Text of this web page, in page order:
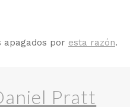
apagados por esta razón.
Pratt